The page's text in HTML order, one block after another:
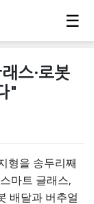
☰
스·로봇
"
형을 송두리째
마트 글래스,
배달과 버추얼